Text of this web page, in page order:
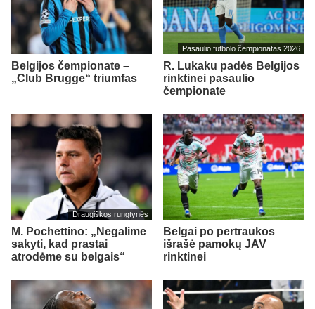
Belgijos čempionate –
„Club Brugge“ triumfas
Pasaulio futbolo čempionatas 2026
R. Lukaku padės Belgijos
rinktinei pasaulio
čempionate
Draugiškos rungtynės
M. Pochettino: „Negalime
sakyti, kad prastai
atrodėme su belgais“
Belgai po pertraukos
išrašė pamokų JAV
rinktinei